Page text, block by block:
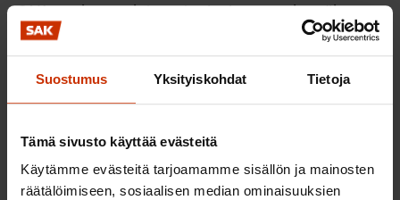
Suostumus Yksityiskohdat Tietoja
Tämä sivusto käyttää evästeitä
Käytämme evästeitä tarjoamamme sisällön ja mainosten
räätälöimiseen, sosiaalisen median ominaisuuksien
SAK avasi oman internetpalvelunsa ensimmäisen
pohjoismaisena keskusjärjestönä vuonna 1995 ja
uusittu, aiempaa vuorovaikutteisempi palvelu
avattiin tammikuussa 2001. Jäsenkunnan
tietoyhteiskuntavalmiuksia on aikaisemmin pyritty
lisäämään mm. SAK:n jäsenmikrokampanjoilla, jotka
aloitettiin vuonna 1998 ja joiden kautta noin 15 000
SAK:n jäsenliiton jäsentä on tilannut itselleen